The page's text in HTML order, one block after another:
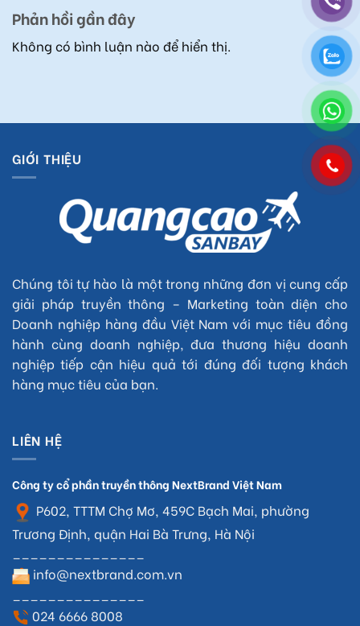
Phản hồi gần đây
Không có bình luận nào để hiển thị.
GIỚI THIỆU
Chúng tôi tự hào là một trong những đơn vị cung cấp
giải pháp truyền thông – Marketing toàn diện cho
Doanh nghiệp hàng đầu Việt Nam với mục tiêu đồng
hành cùng doanh nghiệp, đưa thương hiệu doanh
nghiệp tiếp cận hiệu quả tới đúng đối tượng khách
hàng mục tiêu của bạn.
LIÊN HỆ
Công ty cổ phần truyền thông NextBrand Việt Nam
P602, TTTM Chợ Mơ, 459C Bạch Mai, phường
Trương Định, quận Hai Bà Trưng, Hà Nội
_______________
info@nextbrand.com.vn
_______________
024 6666 8008